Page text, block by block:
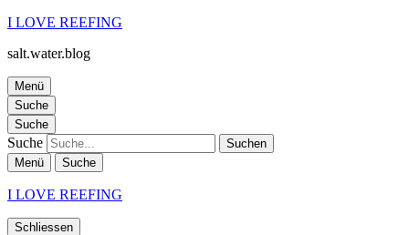
I LOVE REEFING
salt.water.blog
Menü
Suche
Suche
Suche
Menü Suche
I LOVE REEFING
Schliessen